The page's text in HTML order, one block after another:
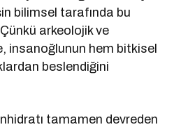
bilimsel tarafında bu
arkeolojik ve
insanoğlunun hem bitkisel
beslendiğini
tamamen devreden